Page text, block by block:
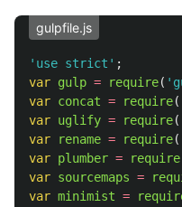
gulpfile.js
' use strict ' ;
var gulp = require( '
var concat = require(
var uglify = require(
var
rename = require(
var plumber = require
var sourcemaps =
var minimist =